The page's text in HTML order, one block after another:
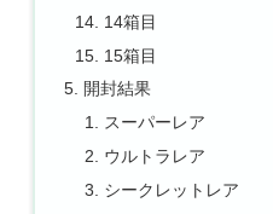
14箱目
15箱目
開封結果
スーパーレア
ウルトラレア
シークレットレア